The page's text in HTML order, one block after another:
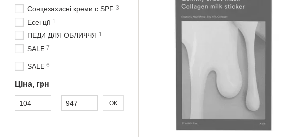
Сонцезахисні креми c SPF 3
Есенції 1
ПЕДИ ДЛЯ ОБЛИЧЧЯ 1
SALE 7
SALE 6
Ціна, грн
Від Ціна, грн
До Ціна, грн ОК